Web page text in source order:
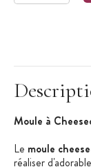
Moule à
Le moule
réaliser